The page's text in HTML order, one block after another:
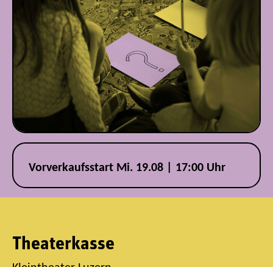
Vorverkaufsstart Mi. 19.08 | 17:00 Uhr
Theaterkasse